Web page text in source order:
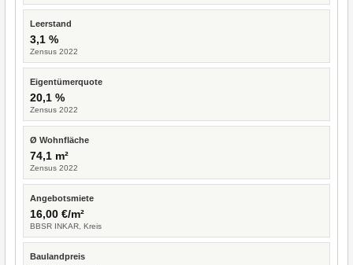
Leerstand
3,1 %
Zensus 2022
Eigentümerquote
20,1 %
Zensus 2022
Ø Wohnfläche
74,1 m²
Zensus 2022
Angebotsmiete
16,00 €/m²
BBSR INKAR, Kreis
Baulandpreis